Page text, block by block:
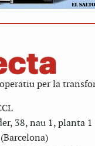
per la
38, nau 1, planta 1